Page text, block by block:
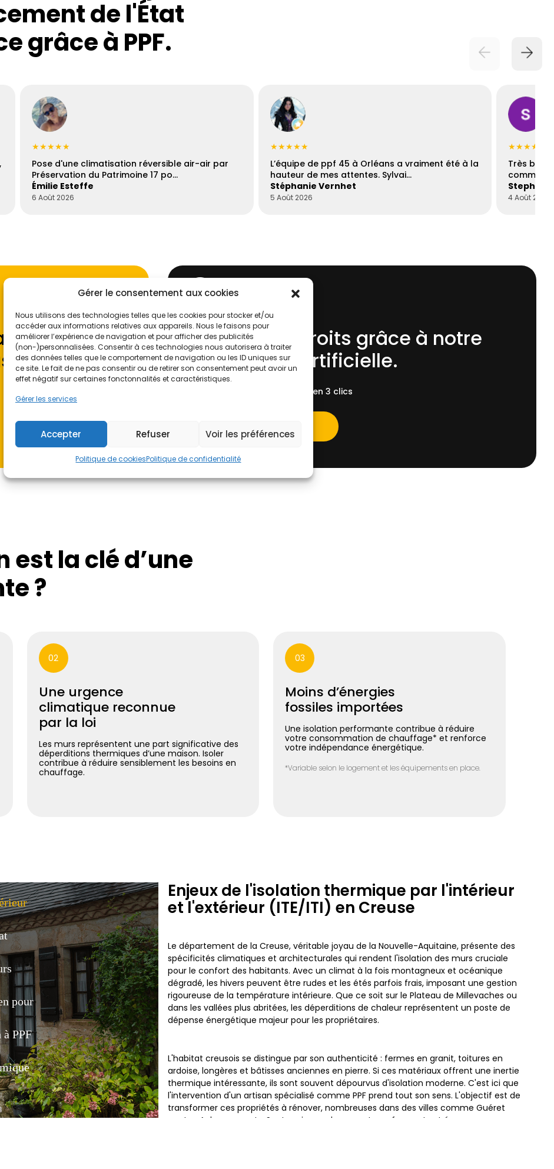
Gérer le consentement aux cookies
Nous utilisons des technologies telles que les cookies pour stocker et/ou
accéder aux informations relatives aux appareils. Nous le faisons pour
améliorer l’expérience de navigation et pour afficher des publicités
(non-)personnalisées. Consentir à ces technologies nous autorisera à traiter
des données telles que le comportement de navigation ou les ID uniques sur
ce site. Le fait de ne pas consentir ou de retirer son consentement peut avoir un
effet négatif sur certaines fonctonnalités et caractéristiques.
Gérer les services
Accepter Refuser Voir les préférences
Politique de cookiesPolitique de confidentialité
de l'État
grâce à PPF.
★★★★★
Pose d'une climatisation réversible air-air par
Préservation du Patrimoine 17 po…
Émilie Esteffe
6 Août 2026
★★★★★
L’équipe de ppf 45 à Orléans a vraiment été à la
hauteur de mes attentes. Sylvai…
Stéphanie Vernhet
5 Août 2026
★★★★☆
Très
4 Août 2026
l'un de nos
.
Évaluez vos droits grâce à notre
Intelligence Artificielle.
➝ Gratuit, sans engagement, en 3 clics
J'évalue !
est la clé d’une
?
02
Une urgence
climatique reconnue
par la loi
Les murs représentent une part significative des
déperditions thermiques d’une maison. Isoler
contribue à réduire sensiblement les besoins en
chauffage.
03
Moins d’énergies
fossiles importées
Une isolation performante contribue à réduire
votre consommation de chauffage* et renforce
votre indépendance énergétique.
*Variable selon le logement et les équipements en place.
pour
PPF
Enjeux de l'isolation thermique par l'intérieur
et l'extérieur (ITE/ITI) en Creuse
Le département de la Creuse, véritable joyau de la Nouvelle-Aquitaine, présente des
spécificités climatiques et architecturales qui rendent l'isolation des murs cruciale
pour le confort des habitants. Avec un climat à la fois montagneux et océanique
dégradé, les hivers peuvent être rudes et les étés parfois frais, imposant une gestion
rigoureuse de la température intérieure. Que ce soit sur le Plateau de Millevaches ou
dans les vallées plus abritées, les déperditions de chaleur représentent un poste de
dépense énergétique majeur pour les propriétaires.
L'habitat creusois se distingue par son authenticité : fermes en granit, toitures en
ardoise, longères et bâtisses anciennes en pierre. Si ces matériaux offrent une inertie
thermique intéressante, ils sont souvent dépourvus d'isolation moderne. C'est ici que
l'intervention d'un artisan spécialisé comme PPF prend tout son sens. L'objectif est de
transformer ces propriétés à rénover, nombreuses dans des villes comme Guéret
centre, Aubusson ou La Souterraine, en logements performants et économes en